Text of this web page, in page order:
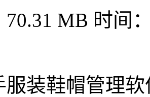
70.31 MB 时间
服装鞋帽管理